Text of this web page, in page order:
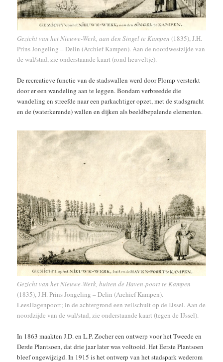
Gezicht van het Nieuwe-Werk, aan den Singel te Kampen (1835), J.H.
Prins Jongeling – Delin (Archief Kampen). Aan de noordwestzijde van
de wal/stad, zie onderstaande kaart (rond heuveltje).
De recreatieve functie van de stadswallen werd door Plomp versterkt
door er een wandeling aan te leggen. Bondam verbreedde die
wandeling en streefde naar een parkachtiger opzet, met de stadsgracht
en de (waterkerende) wallen en dijken als beeldbepalende elementen.
Gezicht van het Nieuwe-Werk, buiten de Haven-poort te Kampen
(1835), J.H. Prins Jongeling – Delin (Archief Kampen).
LeesHagenpoort; in de achtergrond een zeilschuit op de IJssel. Aan de
noordzijde van de wal/stad, zie onderstaande kaart (tegen de IJssel).
In 1863 maakten J.D. en L.P. Zocher een ontwerp voor het Tweede en
Derde Plantsoen, dat drie jaar later was voltooid. Het Eerste Plantsoen
bleef ongewijzigd. In 1915 is het ontwerp van het stadspark wederom